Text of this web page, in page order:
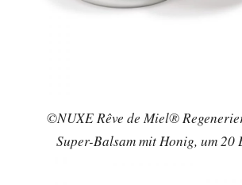
©NUXE Rêve de Miel®
Super-Balsam mit Honig, um 20